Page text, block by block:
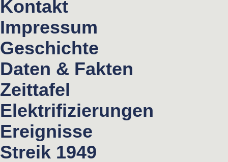
Kontakt
Impressum
Geschichte
Daten & Fakten
Zeittafel
Elektrifizierungen
Ereignisse
Streik 1949